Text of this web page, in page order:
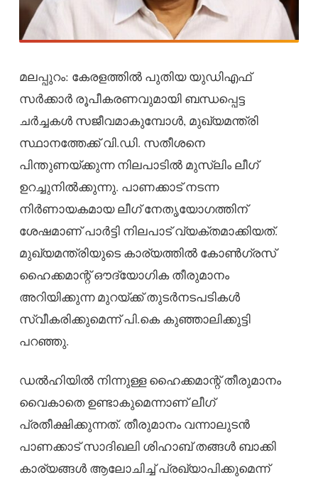
മലപ്പുറം: കേരളത്തിൽ പുതിയ യുഡിഎഫ്
സർക്കാർ രൂപീകരണവുമായി ബന്ധപ്പെട്ട
ചർച്ചകൾ സജീവമാകുമ്പോൾ, മുഖ്യമന്ത്രി
സ്ഥാനത്തേക്ക് വി.ഡി. സതീശനെ
പിന്തുണയ്ക്കുന്ന നിലപാടിൽ മുസ്‌ലിം ലീഗ്
ഉറച്ചുനിൽക്കുന്നു. പാണക്കാട് നടന്ന
നിർണായകമായ ലീഗ് നേതൃയോഗത്തിന്
ശേഷമാണ് പാർട്ടി നിലപാട് വ്യക്തമാക്കിയത്.
മുഖ്യമന്ത്രിയുടെ കാര്യത്തിൽ കോൺഗ്രസ്
ഹൈക്കമാന്റ് ഔദ്യോഗിക തീരുമാനം
അറിയിക്കുന്ന മുറയ്ക്ക് തുടർനടപടികൾ
സ്വീകരിക്കുമെന്ന് പി.കെ കുഞ്ഞാലിക്കുട്ടി
പറഞ്ഞു.
ഡൽഹിയിൽ നിന്നുള്ള ഹൈക്കമാന്റ് തീരുമാനം
വൈകാതെ ഉണ്ടാകുമെന്നാണ് ലീഗ്
പ്രതീക്ഷിക്കുന്നത്. തീരുമാനം വന്നാലുടൻ
പാണക്കാട് സാദിഖലി ശിഹാബ് തങ്ങൾ ബാക്കി
കാര്യങ്ങൾ ആലോചിച്ച് പ്രഖ്യാപിക്കുമെന്ന്